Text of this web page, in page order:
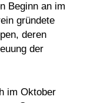
Beginn an im
gründete
deren
der
im Oktober